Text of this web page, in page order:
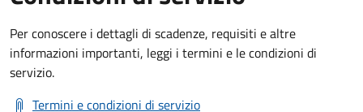
Per conoscere i dettagli di scadenze, requisiti e altre
informazioni importanti, leggi i termini e le condizioni di
servizio.
Termini e condizioni di servizio